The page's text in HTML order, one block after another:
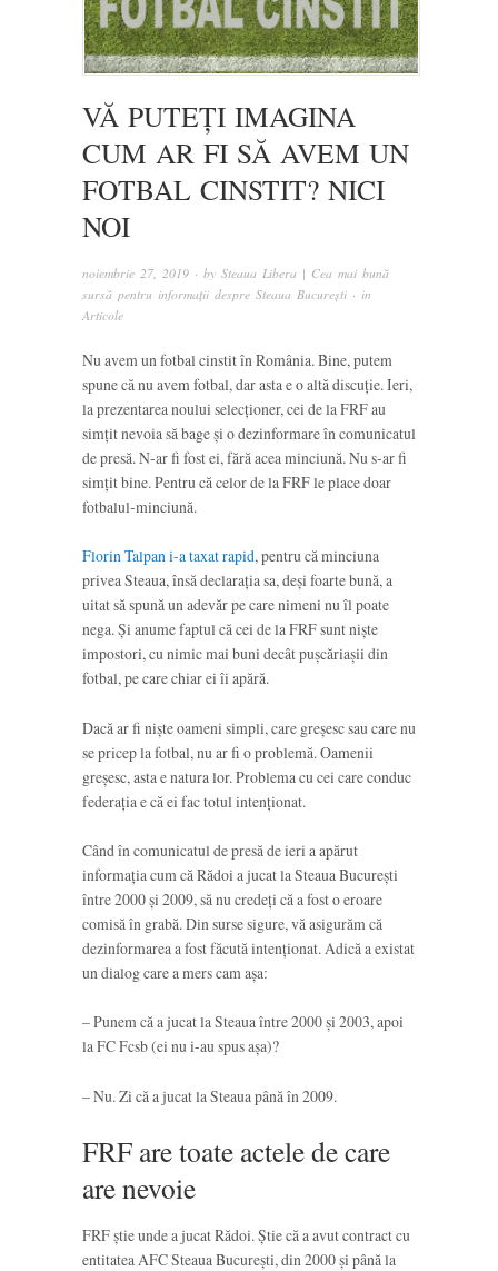
VĂ PUTEȚI IMAGINA
CUM AR FI SĂ AVEM UN
FOTBAL CINSTIT? NICI
NOI
noiembrie 27, 2019 · by Steaua Libera | Cea mai bună
sursă pentru informații despre Steaua București · in
Articole
Nu avem un fotbal cinstit în România. Bine, putem
spune că nu avem fotbal, dar asta e o altă discuție. Ieri,
la prezentarea noului selecționer, cei de la FRF au
simțit nevoia să bage și o dezinformare în comunicatul
de presă. N-ar fi fost ei, fără acea minciună. Nu s-ar fi
simțit bine. Pentru că celor de la FRF le place doar
fotbalul-minciună.
Florin Talpan i-a taxat rapid, pentru că minciuna
privea Steaua, însă declarația sa, deși foarte bună, a
uitat să spună un adevăr pe care nimeni nu îl poate
nega. Și anume faptul că cei de la FRF sunt niște
impostori, cu nimic mai buni decât pușcăriașii din
fotbal, pe care chiar ei îi apără.
Dacă ar fi niște oameni simpli, care greșesc sau care nu
se pricep la fotbal, nu ar fi o problemă. Oamenii
greșesc, asta e natura lor. Problema cu cei care conduc
federația e că ei fac totul intenționat.
Când în comunicatul de presă de ieri a apărut
informația cum că Rădoi a jucat la Steaua București
între 2000 și 2009, să nu credeți că a fost o eroare
comisă în grabă. Din surse sigure, vă asigurăm că
dezinformarea a fost făcută intenționat. Adică a existat
un dialog care a mers cam așa:
– Punem că a jucat la Steaua între 2000 și 2003, apoi
la FC Fcsb (ei nu i-au spus așa)?
– Nu. Zi că a jucat la Steaua până în 2009.
FRF are toate actele de care
are nevoie
FRF știe unde a jucat Rădoi. Știe că a avut contract cu
entitatea AFC Steaua București, din 2000 și până la